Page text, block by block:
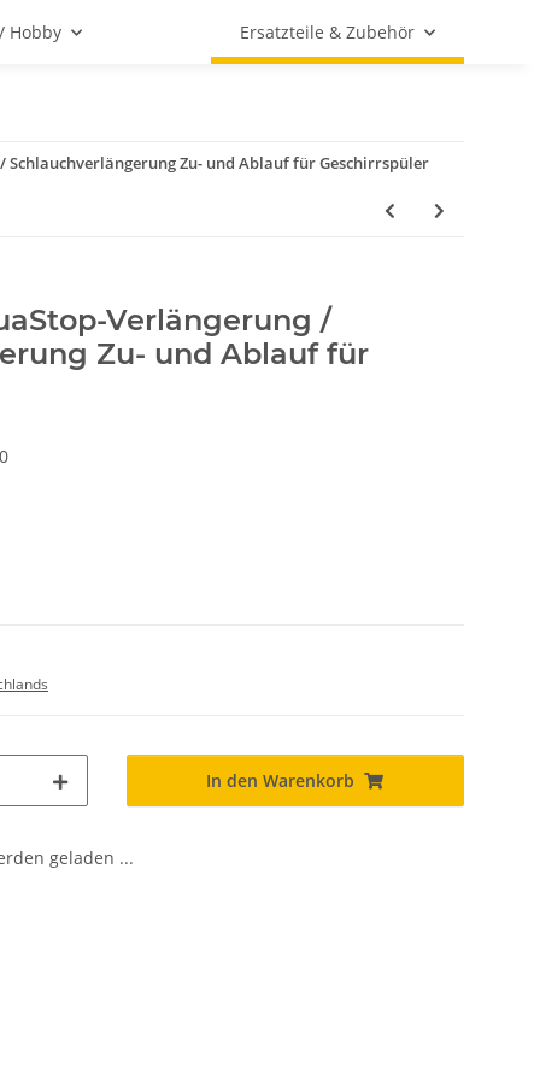
Hobby Ersatzteile & Zubehör
Schlauchverlängerung Zu- und Ablauf für Geschirrspüler
Verlängerung /
Zu- und Ablauf für
In den Warenkorb
geladen ...